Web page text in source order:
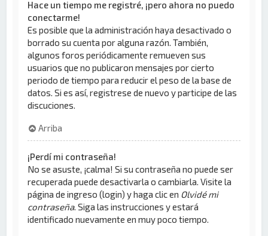
Hace un tiempo me registré, ¡pero ahora no puedo
conectarme!
Es posible que la administración haya desactivado o
borrado su cuenta por alguna razón. También,
algunos foros periódicamente remueven sus
usuarios que no publicaron mensajes por cierto
periodo de tiempo para reducir el peso de la base de
datos. Si es así, registrese de nuevo y participe de las
discuciones.
Arriba
¡Perdí mi contraseña!
No se asuste, ¡calma! Si su contraseña no puede ser
recuperada puede desactivarla o cambiarla. Visite la
página de ingreso (login) y haga clic en Olvidé mi
contraseña. Siga las instrucciones y estará
identificado nuevamente en muy poco tiempo.